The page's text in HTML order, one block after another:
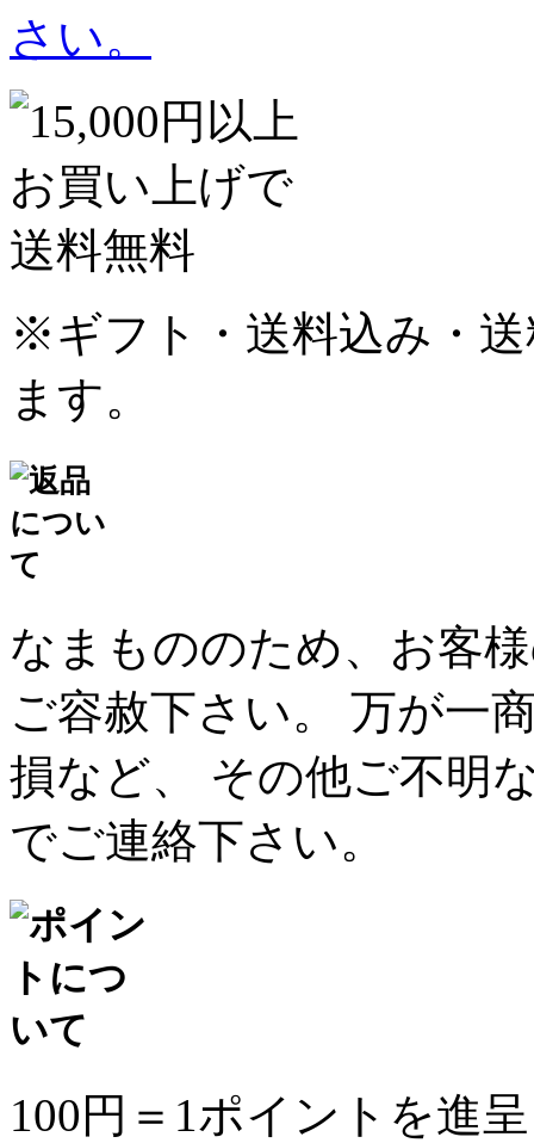
さい。
※ギフト・送料込み・
ます。
なまもののため、お客
ご容赦下さい。 万が一
損など、 その他ご不明
でご連絡下さい。
100円＝1ポイントを進